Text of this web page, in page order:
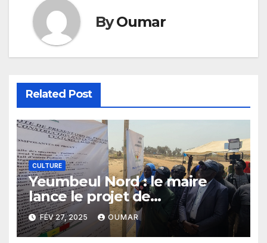
ByOumar
Related Post
CULTURE
Yeumbeul Nord : le maire
lance le projet de
construction d’un centre
socioculturel
FÉV 27, 2025 OUMAR